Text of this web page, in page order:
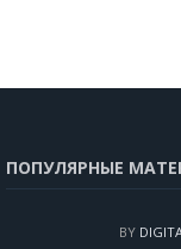
ПОПУЛЯРНЫЕ
BY